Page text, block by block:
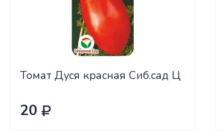
Томат Дуся красная Сиб.сад Ц
20